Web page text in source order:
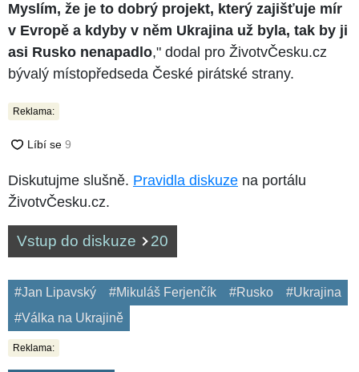
Myslím, že je to dobrý projekt, který zajišťuje mír
v Evropě a kdyby v něm Ukrajina už byla, tak by ji
asi Rusko nenapadlo," dodal pro ŽivotvČesku.cz
bývalý místopředseda České pirátské strany.
Reklama:
Diskutujme slušně. Pravidla diskuze na portálu
ŽivotvČesku.cz.
Vstup do diskuze 20
#Jan Lipavský #Mikuláš Ferjenčík #Rusko
#Ukrajina
#Válka na Ukrajině
Reklama: